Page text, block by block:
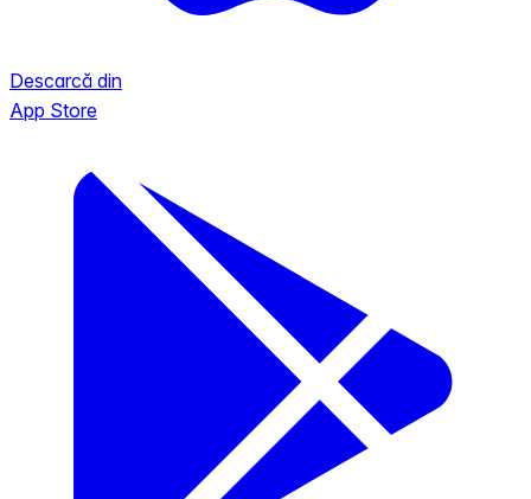
Descarcă din
App Store